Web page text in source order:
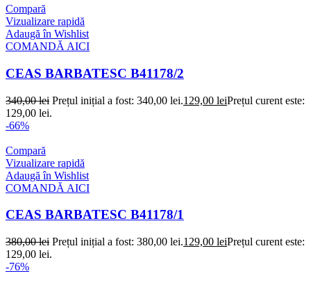
Compară
Vizualizare rapidă
Adaugă în Wishlist
COMANDĂ AICI
CEAS BARBATESC B41178/2
340,00lei Prețul inițial a fost: 340,00 lei.129,00 leiPrețul curent este:
129,00 lei.
-66%
Compară
Vizualizare rapidă
Adaugă în Wishlist
COMANDĂ AICI
CEAS BARBATESC B41178/1
380,00lei Prețul inițial a fost: 380,00 lei.129,00 leiPrețul curent este:
129,00 lei.
-76%